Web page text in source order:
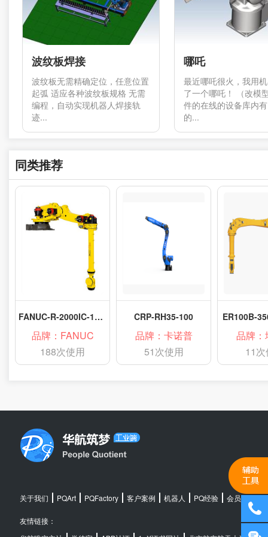
波纹板焊接
波纹板无需精确定位，任意位置
起弧 适应各种波纹板规格 无需
编程，自动实现机器人焊接轨
迹...
哪吒
最近哪吒很火，我用
了一个哪吒！ （改模
件的在线的设备库内
的...
同类推荐
FANUC-R-2000IC-100P
品牌：FANUC
188次使用
CRP-RH35-100
品牌：卡诺普
51次使用
ER100B-
品牌：
11
关于我们 PQArt PQFactory 客户案例 机器人 PQ经验 会员中心
友情链接：